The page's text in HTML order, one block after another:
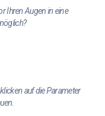
Ihren Augen in eine
auf die Parameter